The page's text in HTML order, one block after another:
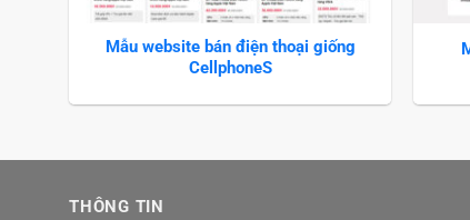
Mẫu website bán điện thoại giống
CellphoneS
THÔNG TIN